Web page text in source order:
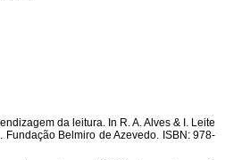
da leitura. In R. A. Alves & I. Leite
Belmiro de Azevedo. ISBN: 978-